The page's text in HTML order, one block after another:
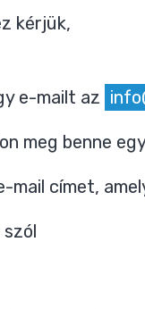
kérjük,
e-mailt az
meg benne
mail címet,